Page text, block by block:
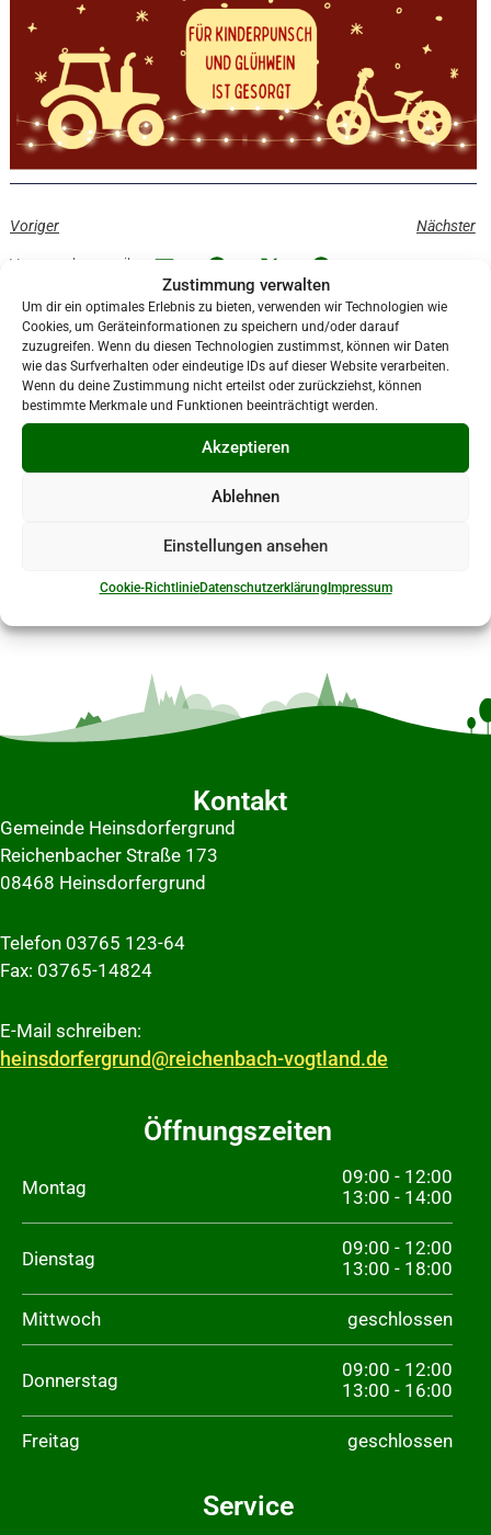
Zustimmung verwalten
Um dir ein optimales Erlebnis zu bieten, verwenden wir Technologien wie
Cookies, um Geräteinformationen zu speichern und/oder darauf
zuzugreifen. Wenn du diesen Technologien zustimmst, können wir Daten
wie das Surfverhalten oder eindeutige IDs auf dieser Website verarbeiten.
Wenn du deine Zustimmung nicht erteilst oder zurückziehst, können
bestimmte Merkmale und Funktionen beeinträchtigt werden.
Akzeptieren
Ablehnen
Einstellungen ansehen
Cookie-RichtlinieDatenschutzerklärungImpressum
Voriger Nächster
Veranstaltung teilen:
Kontakt
Gemeinde Heinsdorfergrund
Reichenbacher Straße 173
08468 Heinsdorfergrund
Telefon 03765 123-64
Fax: 03765-14824
E-Mail schreiben:
heinsdorfergrund@reichenbach-vogtland.de
Öffnungszeiten
Montag
09:00 - 12:00
13:00 - 14:00
Dienstag
09:00 - 12:00
13:00 - 18:00
Mittwoch geschlossen
Donnerstag
09:00 - 12:00
13:00 - 16:00
Freitag geschlossen
Service